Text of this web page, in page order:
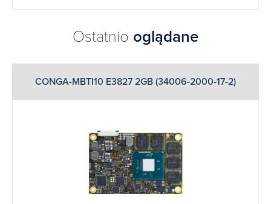
Ostatnio oglądane
CONGA-MBTI10 E3827 2GB (34006-2000-17-2)